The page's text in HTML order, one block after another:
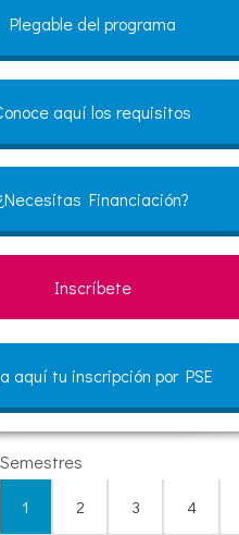
Plegable del programa
aquí los requisitos
Financiación?
Inscríbete
aquí tu inscripción por PSE
Semestres
1 2 3 4